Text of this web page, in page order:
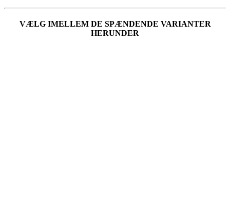
VÆLG IMELLEM DE SPÆNDENDE VARIANTER
HERUNDER